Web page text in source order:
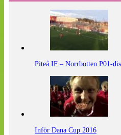
Piteå IF – Norrbotten P01-
Inför Dana Cup 2016